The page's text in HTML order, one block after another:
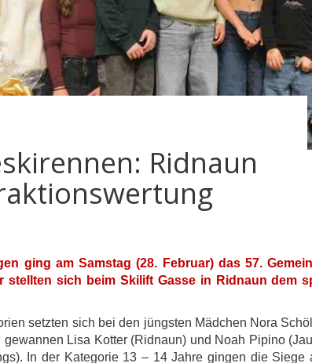
Ridnaun
ging am Samstag (28. Februar) das 57.
stellten sich beim Skilift Gasse in Ridnaun
setzten sich bei den jüngsten Mädchen Nora
Lisa Kotter (Ridnaun) und Noah Pipino
In der Kategorie 13 – 14 Jahre gingen die